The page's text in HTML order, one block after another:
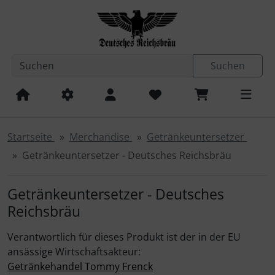
Sprungnavigation
Springe zum Inhalt Springe zur Navigation
Suchen
Startseite Merchandise
Getränkeuntersetzer
Getränkeuntersetzer - Deutsches Reichsbräu
Getränkeuntersetzer - Deutsches
Reichsbräu
Verantwortlich für dieses Produkt ist der in der EU
ansässige Wirtschaftsakteur:
Getränkehandel Tommy Frenck